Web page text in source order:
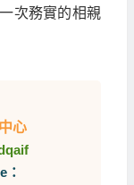
次務實的相親
心
：